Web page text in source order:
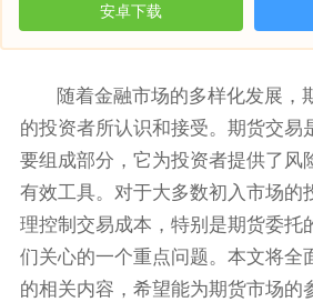
安卓下载
随着金融市场的多样化发展，
的投资者所认识和接受。期货交易
要组成部分，它为投资者提供了风
有效工具。对于大多数初入市场的
理控制交易成本，特别是期货委托
们关心的一个重点问题。本文将全
的相关内容，希望能为期货市场的